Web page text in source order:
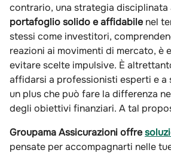
contrario, una strategia disciplinata
portafoglio solido e affidabile nel
stessi come investitori,
reazioni ai movimenti di mercato, è
evitare scelte impulsive. È
affidarsi a professionisti esperti e a
un plus che può fare la differenza
degli obiettivi finanziari. A tal
Groupama Assicurazionioffre
pensate per accompagnarti nelle